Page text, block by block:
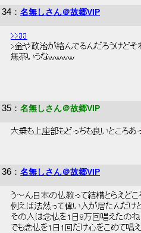
34 ： 名無しさん＠故郷VIP
>>33
>金や政治が絡んでるんだろうけど
無茶いうなｗｗｗｗ
35 ： 名無しさん＠故郷VIP
大乗も上座部もどっちも良いところあ
36 ： 名無しさん＠故郷VIP
う～ん日本の仏教って結構とらえど
例えば法然って偉い人が居たんだけ
その人は念仏を1日8万回唱えたのね
でも念仏を1日1回だけ心をこめて唱